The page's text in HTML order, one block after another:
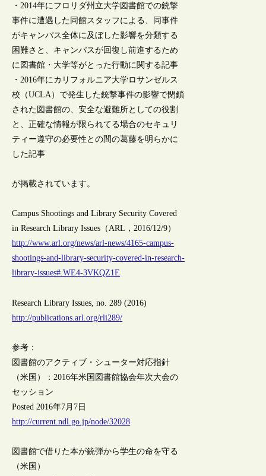
・2014年にフロリダ州立大学図書館での銃撃
事件に遭遇した同館スタッフによる、同事件
がキャンパス全体に及ぼした影響を分類する
困難さと、キャンパスが回復し前進するため
に図書館・大学等がとった行動に関する記事
・2016年にカリフォルニア大学ロサンゼルス
校（UCLA）で発生した銃撃事件の影響で閉鎖
された図書館の、安全な避難所としての役割
と、正確な情報が限られてる場合のセキュリ
ティー遵守の必要性との間の葛藤を明らかに
した記事
が掲載されています。
Campus Shootings and Library Security Covered
in Research Library Issues（ARL，2016/12/9）
http://www.arl.org/news/arl-news/4165-campus-
shootings-and-library-security-covered-in-research-
library-issues#.WE4-3VKQZ1E
Research Library Issues, no. 289 (2016)
http://publications.arl.org/rli289/
参考：
図書館のアクティブ・シューター対応指針
（米国）：2016年米国図書館協会年次大会の
セッション
Posted 2016年7月7日
http://current.ndl.go.jp/node/32028
図書館で借りた本が銃弾から学生の命を守る
（米国）